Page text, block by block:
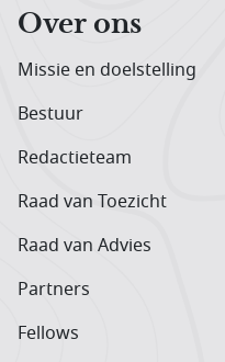
Over ons
Missie en doelstelling
Bestuur
Redactieteam
Raad van Toezicht
Raad van Advies
Partners
Fellows